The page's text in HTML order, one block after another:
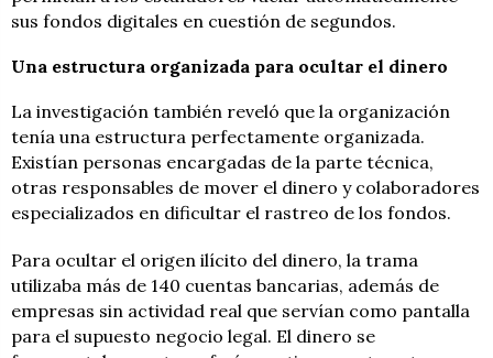
sus fondos digitales en cuestión de segundos.
Una estructura organizada para ocultar el dinero
La investigación también reveló que la organización
tenía una estructura perfectamente organizada.
Existían personas encargadas de la parte técnica,
otras responsables de mover el dinero y colaboradores
especializados en dificultar el rastreo de los fondos.
Para ocultar el origen ilícito del dinero, la trama
utilizaba más de 140 cuentas bancarias, además de
empresas sin actividad real que servían como pantalla
para el supuesto negocio legal. El dinero se